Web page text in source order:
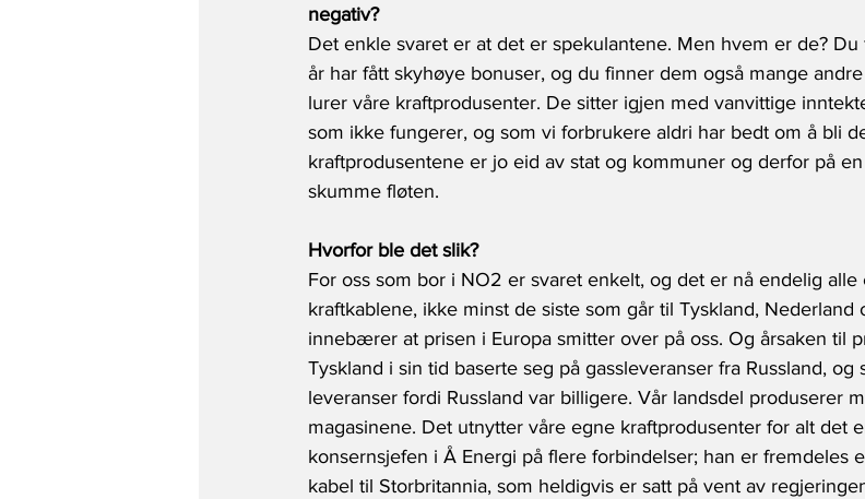
negativ?
Det enkle svaret er at det er spekulantene. Men hvem er de?
år har fått skyhøye bonuser, og du finner dem også mange
lurer våre kraftprodusenter. De sitter igjen med vanvittige
som ikke fungerer, og som vi forbrukere aldri har bedt om å bli
kraftprodusentene er jo eid av stat og kommuner og derfor på
skumme fløten.
Hvorfor ble det slik?
For oss som bor i NO2 er svaret enkelt, og det er nå endelig
kraftkablene, ikke minst de siste som går til Tyskland, Nederland
innebærer at prisen i Europa smitter over på oss. Og årsaken til
Tyskland i sin tid baserte seg på gassleveranser fra Russland, og
leveranser fordi Russland var billigere. Vår landsdel produserer
magasinene. Det utnytter våre egne kraftprodusenter for alt det
konsernsjefen i Å Energi på flere forbindelser; han er fremdeles
kabel til Storbritannia, som heldigvis er satt på vent av